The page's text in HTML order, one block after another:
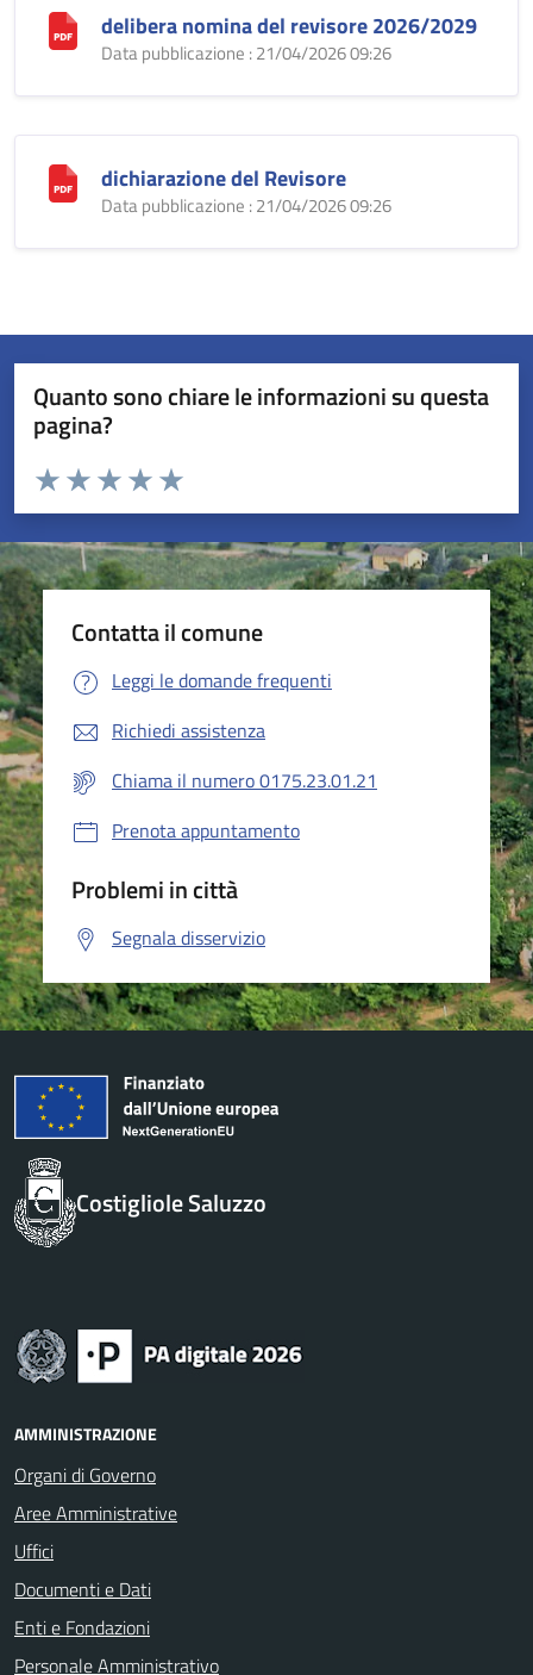
delibera nomina del revisore 2026/2029
Data pubblicazione : 21/04/2026 09:26
dichiarazione del Revisore
Data pubblicazione : 21/04/2026 09:26
Quanto sono chiare le informazioni su questa
pagina?
Valuta da 1 a 5 stelle la pagina
Valuta 5 stelle su 5
Valuta 4 stelle su 5
Valuta 3 stelle su 5
Valuta 2 stelle su 5
Valuta 1 stelle su 5
Contatta il comune
Leggi le domande frequenti
Richiedi assistenza
Chiama il numero 0175.23.01.21
Prenota appuntamento
Problemi in città
Segnala disservizio
Costigliole Saluzzo
AMMINISTRAZIONE
Organi di Governo
Aree Amministrative
Uffici
Documenti e Dati
Enti e Fondazioni
Personale Amministrativo